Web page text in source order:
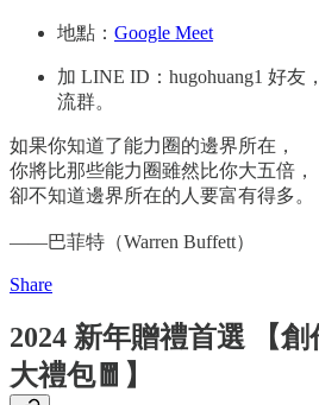
地點： Google Meet
加 LINE ID：hugohuang1 好友
流群。
如果你知道了能力圈的邊界所在，
你將比那些能力圈雖然比你大五倍，
卻不知道邊界所在的人要富有得多。
——巴菲特（Warren Buffett）
Share
2024 新年贈禮首選 【
大禮包🧧】